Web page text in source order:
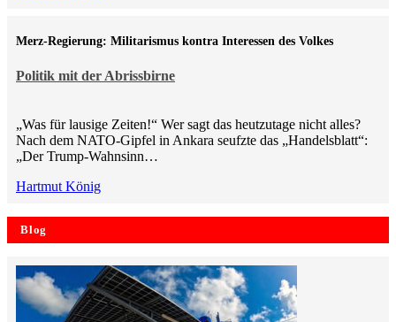
Politik mit der Abrissbirne
Merz-Regierung: Militarismus kontra Inte­ressen des Volkes
„Was für lausige Zeiten!“ Wer sagt das heutzutage nicht alles?
Nach dem NATO-Gipfel in Ankara seufzte das „Handelsblatt“:
„Der Trump-Wahnsinn…
Hartmut König
Blog